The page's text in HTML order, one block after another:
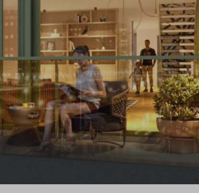
werkt het in Iris Toewijzing
Woning kopen
Leeswijzer
Veelgestelde vragen